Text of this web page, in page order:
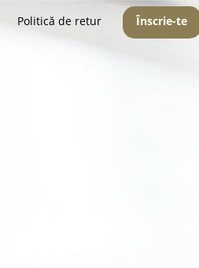
Politică de retur Înscrie-te